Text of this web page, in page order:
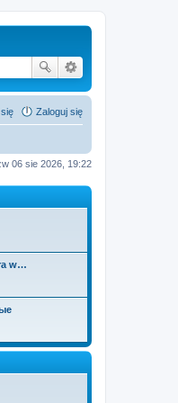
Zaloguj się
06 sie 2026, 19:22
w…